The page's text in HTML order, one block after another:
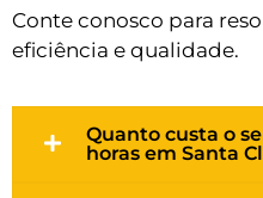
Conte conosco para
eficiência e qualidade.
Quanto custa o
horas em Santa